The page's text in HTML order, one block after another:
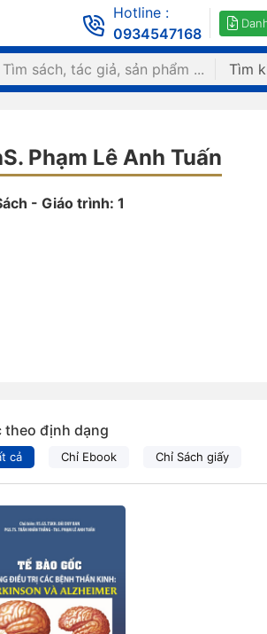
Hotline :
0934547168
Tìm
Phạm Lê Anh Tuấn
- Giáo trình: 1
theo định dạng
cả Chỉ Ebook Chỉ Sách giấy